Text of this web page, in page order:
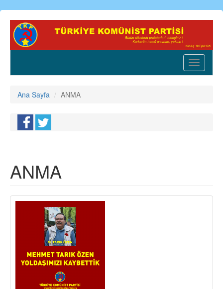
Ana
içeriğe
Toggle
Ana Sayfa ANMA
ANMA